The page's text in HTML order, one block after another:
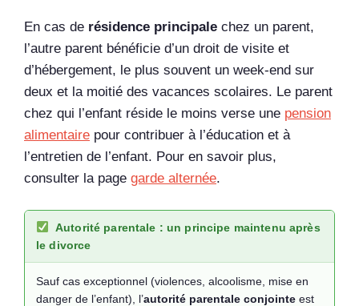
En cas de résidence principale chez un parent,
l’autre parent bénéficie d’un droit de visite et
d’hébergement, le plus souvent un week-end sur
deux et la moitié des vacances scolaires. Le parent
chez qui l’enfant réside le moins verse une pension
alimentaire pour contribuer à l’éducation et à
l’entretien de l’enfant. Pour en savoir plus,
consulter la page garde alternée.
Autorité parentale : un principe maintenu après
le divorce
Sauf cas exceptionnel (violences, alcoolisme, mise en
danger de l’enfant), l’autorité parentale conjointe est